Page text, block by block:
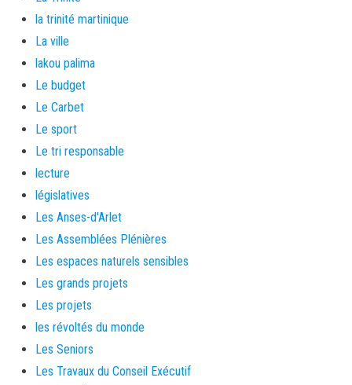
la trinité martinique
La ville
lakou palima
Le budget
Le Carbet
Le sport
Le tri responsable
lecture
législatives
Les Anses-d'Arlet
Les Assemblées Plénières
Les espaces naturels sensibles
Les grands projets
Les projets
les révoltés du monde
Les Seniors
Les Travaux du Conseil Exécutif